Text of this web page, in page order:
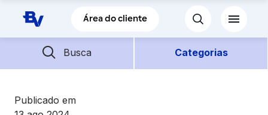
Pular para o Conteúdo principal
Área do cliente
Busca Categorias
Barra de busca
Descubra mais conteúdos
Empréstimos
Publicado em